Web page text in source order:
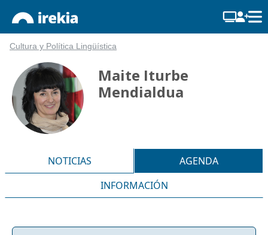
Cultura y Política Lingüística
Maite Iturbe
Mendialdua
NOTICIAS
AGENDA
INFORMACIÓN